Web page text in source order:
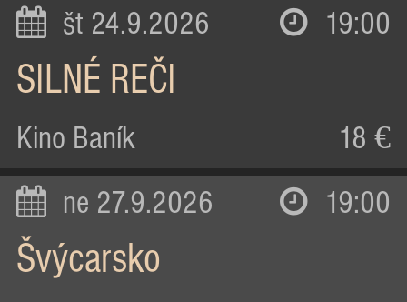
št 24.9.2026 19:00
SILNÉ REČI
Kino Baník 18 €
ne 27.9.2026 19:00
Švýcarsko